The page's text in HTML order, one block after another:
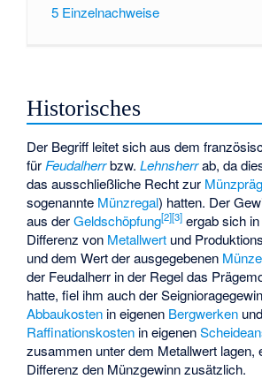
5 Einzelnachweise
Historisches
Der Begriff leitet sich aus dem
für Feudalherrbzw.Lehnsherrab, da
das ausschließliche Recht zur
sogenannte Münzregal) hatten. Der
aus derGeldschöpfung[2][3] ergab sich
Differenz von Metallwert und
und dem Wert der ausgegebenen
der Feudalherr in der Regel das
hatte, fiel ihm auch der
Abbaukosten in eigenen Bergwerken
Raffinationskosten in eigenen
zusammen unter dem Metallwert lagen,
Differenz den Münzgewinn zusätzlich.